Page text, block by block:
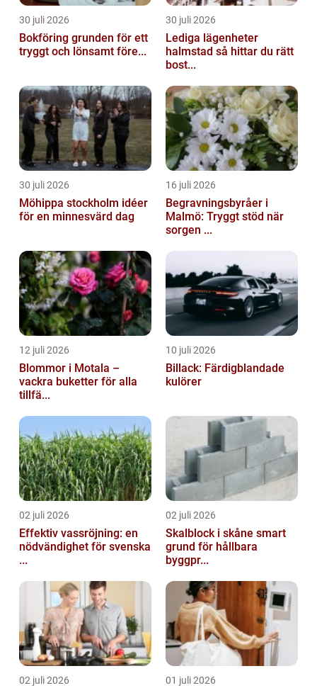
30 juli 2026
Bokföring grunden för ett
tryggt och lönsamt före...
30 juli 2026
Lediga lägenheter
halmstad så hittar du rätt
bost...
30 juli 2026
Möhippa stockholm idéer
för en minnesvärd dag
16 juli 2026
Begravningsbyråer i
Malmö: Tryggt stöd när
sorgen ...
12 juli 2026
Blommor i Motala –
vackra buketter för alla
tillfä...
10 juli 2026
Billack: Färdigblandade
kulörer
02 juli 2026
Effektiv vassröjning: en
nödvändighet för svenska
...
02 juli 2026
Skalblock i skåne smart
grund för hållbara
byggpr...
02 juli 2026 01 juli 2026